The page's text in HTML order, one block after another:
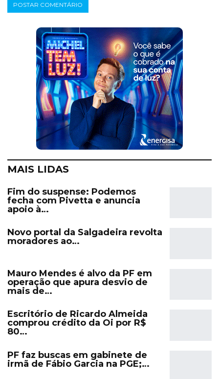
MAIS LIDAS
Fim do suspense: Podemos
fecha com Pivetta e anuncia
apoio à…
Novo portal da Salgadeira revolta
moradores ao…
Mauro Mendes é alvo da PF em
operação que apura desvio de
mais de…
Escritório de Ricardo Almeida
comprou crédito da Oi por R$
80…
PF faz buscas em gabinete de
irmã de Fábio Garcia na PGE;…